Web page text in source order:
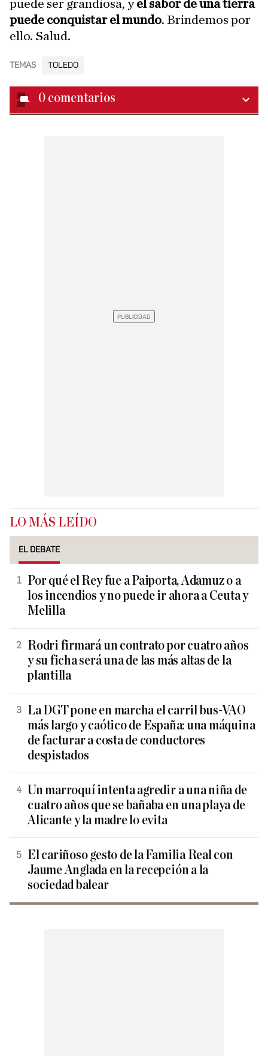
puede ser grandiosa, yel sabor de una tierra
puede conquistar el mundo. Brindemos por
ello. Salud.
TEMAS TOLEDO
0 comentarios
LO MÁS LEÍDO
EL DEBATE
Por qué el Rey fue a Paiporta, Adamuz o a
los incendios y no puede ir ahora a Ceuta y
Melilla
Rodri firmará un contrato por cuatro años
y su ficha será una de las más altas de la
plantilla
La DGT pone en marcha el carril bus-VAO
más largo y caótico de España: una máquina
de facturar a costa de conductores
despistados
Un marroquí intenta agredir a una niña de
cuatro años que se bañaba en una playa de
Alicante y la madre lo evita
El cariñoso gesto de la Familia Real con
Jaume Anglada en la recepción a la
sociedad balear